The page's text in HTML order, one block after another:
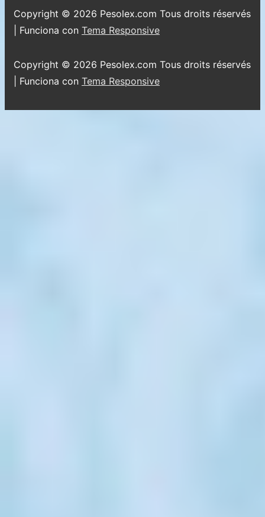
página
pie
de
página
Copyright © 2026 Pesolex.com Tous droits réservés
| Funciona con Tema Responsive
Copyright © 2026 Pesolex.com Tous droits réservés
| Funciona con Tema Responsive